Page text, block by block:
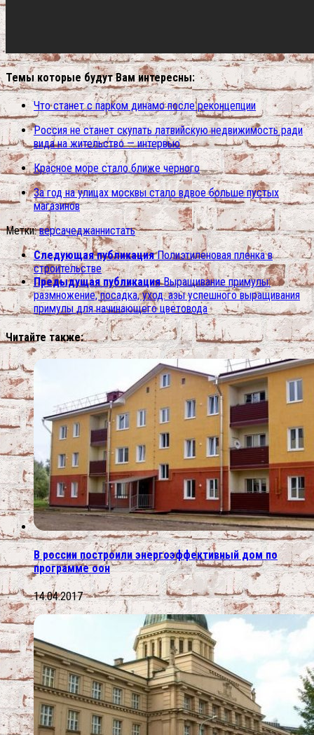
Темы которые будут Вам интересны:
Что станет с парком динамо после реконцепции
Россия не станет скупать латвийскую недвижимость ради
вида на жительство — интервью
Красное море стало ближе черного
За год на улицах москвы стало вдвое больше пустых
магазинов
Метки: версачеджаннистать
Следующая публикация Полиэтиленовая пленка в
строительстве
Предыдущая публикация Выращивание примулы:
размножение, посадка, уход. азы успешного выращивания
примулы для начинающего цветовода
Читайте также:
В россии построили энергоэффективный дом по
программе оон
14.04.2017